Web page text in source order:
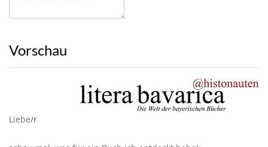
Vorschau
Liebe/r